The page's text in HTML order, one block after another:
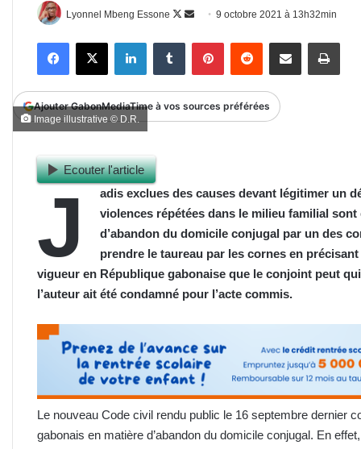
Lyonnel Mbeng Essone
Follow
Envoyer
courriel
9 octobre 2021 à 13h32min
FacebookX LinkedinTumblr PinterestReddit Partager par email
Ajouter GabonMediaTime à vos sources préférées
Image illustrative © D.R.
Ecouter l'article
J
adis exclues des causes devant légitimer un
violences répétées dans le milieu familial sont
d’abandon du domicile conjugal par un des
prendre le taureau par les cornes en précisant
vigueur en République gabonaise que le conjoint peut
l’auteur ait été condamné pour l’acte commis.
Le nouveau Code civil rendu public le 16 septembre dernier
gabonais en matière d’abandon du domicile conjugal. En